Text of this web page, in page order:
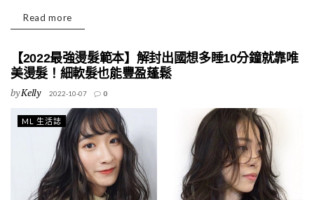
Read more
【2022最強燙髮範本】解封出國想多睡10分鐘就靠唯
美燙髮！細軟髮也能豐盈蓬鬆
byKelly 2022-10-07 0
ML 生活誌